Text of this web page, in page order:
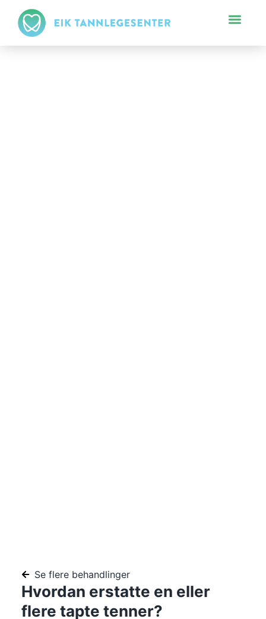
Se flere behandlinger
Hvordan erstatte en eller
flere tapte tenner?